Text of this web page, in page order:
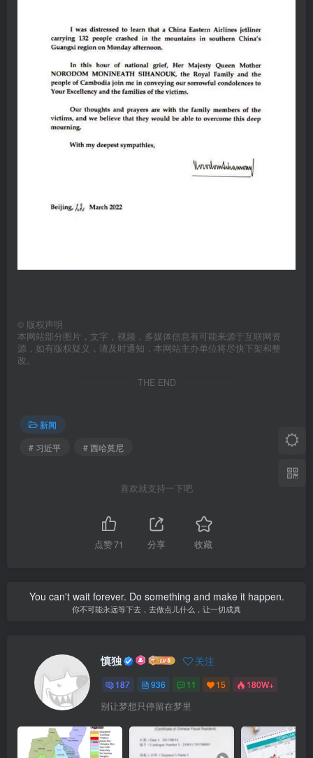
© 版权声明
本网站部分图片，文字，视频，多媒体信息有可能来源于互联网资
源，如有版权疑义，请及时通知，本网站主办单位将尽快下架和整
改。
THE END
新闻
# 习近平
# 西哈莫尼
喜欢就支持一下吧
点赞71 分享 收藏
You can't wait forever. Do something and make it happen.
你不可能永远等下去，去做点儿什么，让一切成真
慎独 关注
187 936 11 15 180W+
别让梦想只停留在梦里